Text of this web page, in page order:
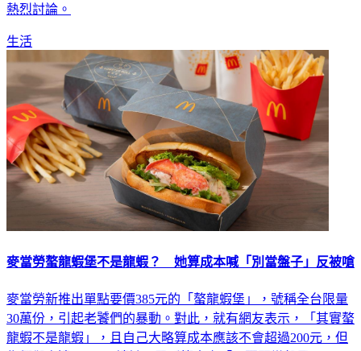
熱烈討論。
生活
麥當勞螯龍蝦堡不是龍蝦？ 她算成本喊「別當盤子」反被嗆
麥當勞新推出單點要價385元的「螯龍蝦堡」，號稱全台限量
30萬份，引起老饕們的暴動。對此，就有網友表示，「其實螯
龍蝦不是龍蝦」，且自己大略算成本應該不會超過200元，但